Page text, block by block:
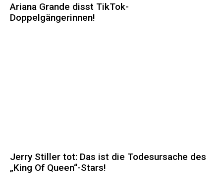
Ariana Grande disst TikTok-
Doppelgängerinnen!
Jerry Stiller tot: Das ist die Todesursache des
„King Of Queen“-Stars!